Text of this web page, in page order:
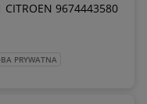
CITROEN 9674443580
PRYWATNA